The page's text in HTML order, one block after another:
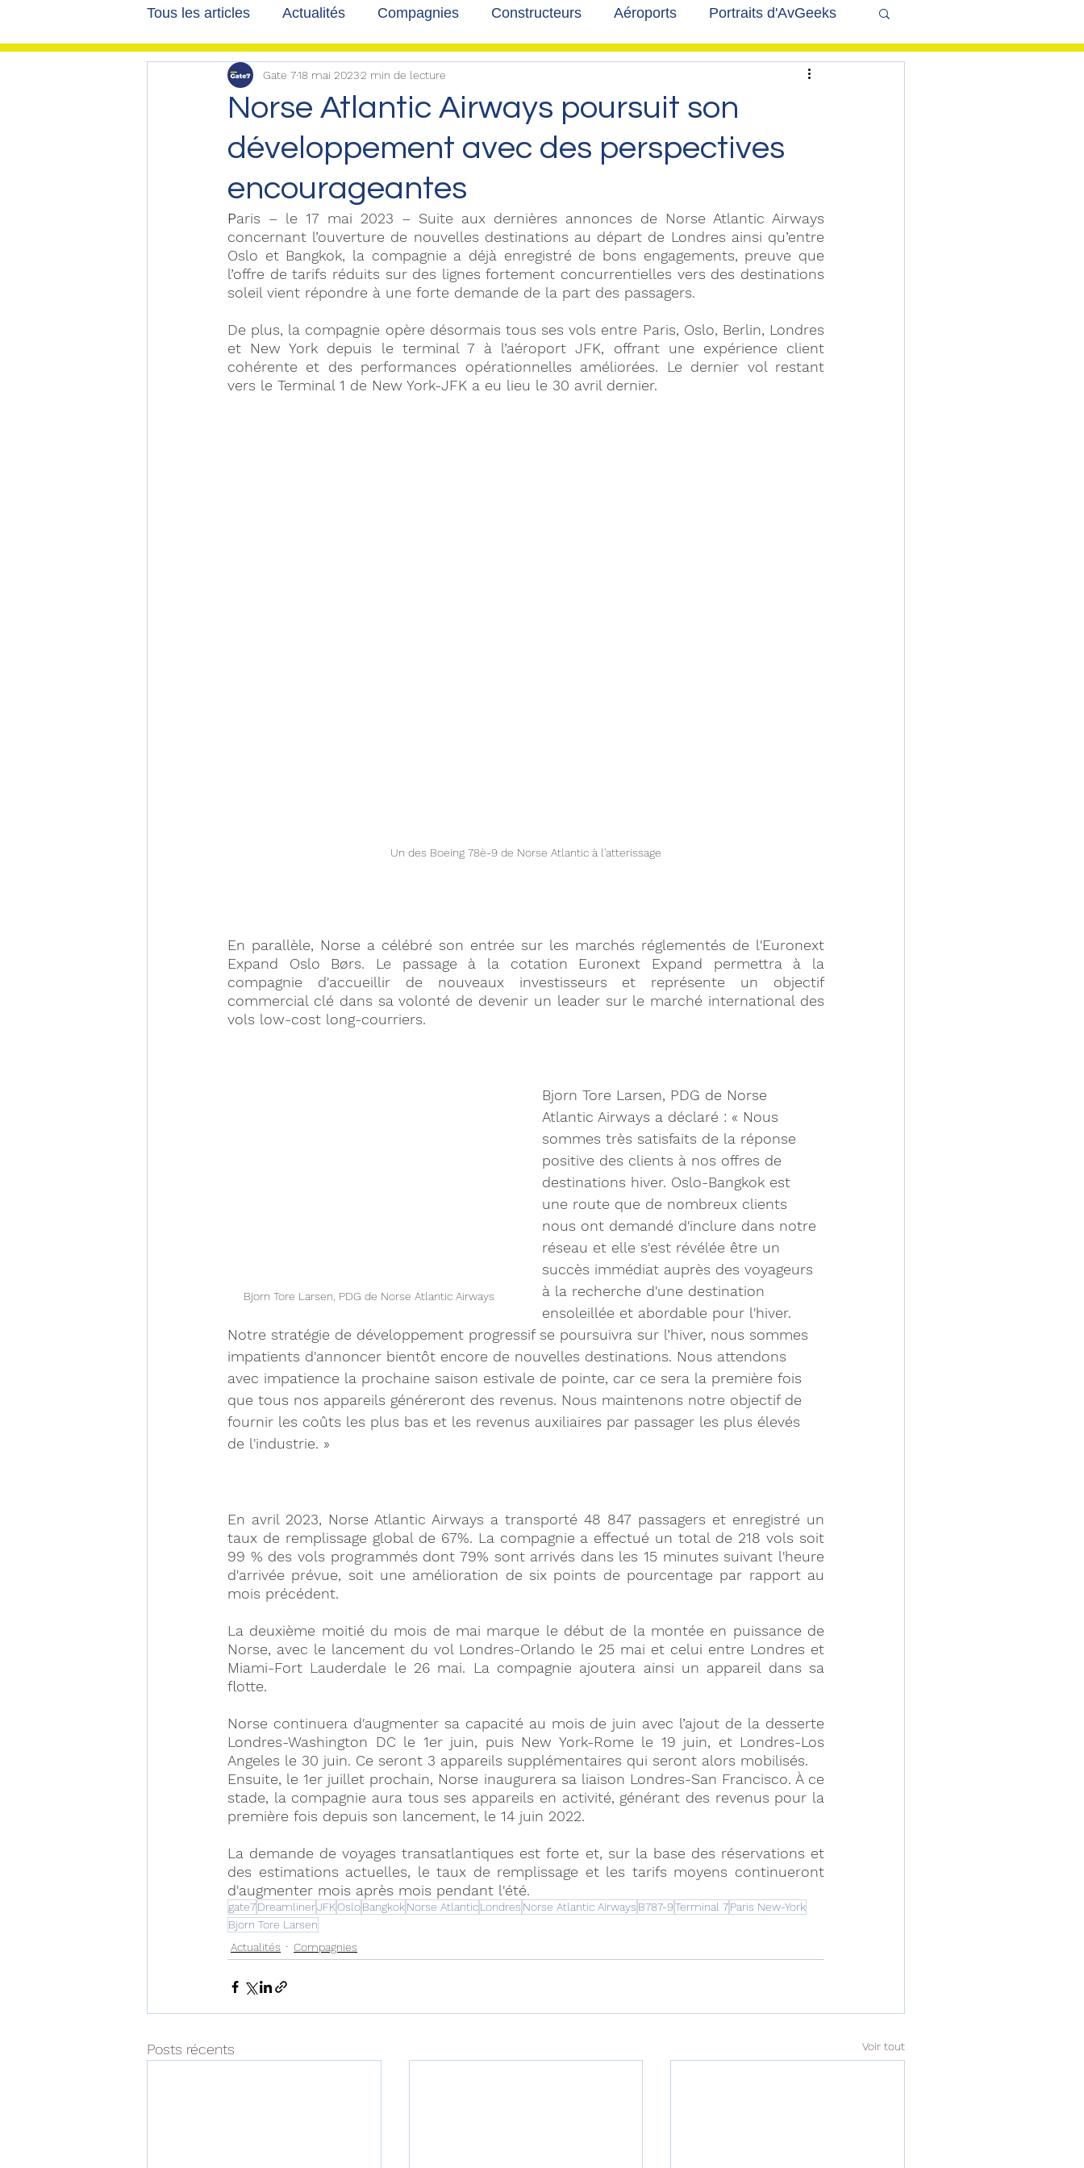
Tous les articles Actualités Compagnies Constructeurs Aéroports Portraits d'AvGeeks
Les tribunes de Gate7 album photo Coté Coulisses
Voyages Reportages
Norse Atlantic Airways poursuit son
développement avec des perspectives
encourageantes
Gate 718 mai 20232 min de lecture
Paris – le 17 mai 2023 – Suite aux dernières annonces de Norse Atlantic Airways
concernant l’ouverture de nouvelles destinations au départ de Londres ainsi qu’entre
Oslo et Bangkok, la compagnie a déjà enregistré de bons engagements, preuve que
l’offre de tarifs réduits sur des lignes fortement concurrentielles vers des destinations
soleil vient répondre à une forte demande de la part des passagers.
De plus, la compagnie opère désormais tous ses vols entre Paris, Oslo, Berlin, Londres
et New York depuis le terminal 7 à l’aéroport JFK, offrant une expérience client
cohérente et des performances opérationnelles améliorées. Le dernier vol restant
vers le Terminal 1 de New York-JFK a eu lieu le 30 avril dernier.
Un des Boeing 78è-9 de Norse Atlantic à l'atterissage
En parallèle, Norse a célébré son entrée sur les marchés réglementés de l'Euronext
Expand Oslo Børs. Le passage à la cotation Euronext Expand permettra à la
compagnie d'accueillir de nouveaux investisseurs et représente un objectif
commercial clé dans sa volonté de devenir un leader sur le marché international des
vols low-cost long-courriers.
Bjorn Tore Larsen, PDG de Norse Atlantic Airways
Bjorn Tore Larsen, PDG de Norse
Atlantic Airways a déclaré : « Nous
sommes très satisfaits de la réponse
positive des clients à nos offres de
destinations hiver. Oslo-Bangkok est
une route que de nombreux clients
nous ont demandé d'inclure dans notre
réseau et elle s'est révélée être un
succès immédiat auprès des voyageurs
à la recherche d'une destination
ensoleillée et abordable pour l'hiver.
Notre stratégie de développement progressif se poursuivra sur l’hiver, nous sommes
impatients d'annoncer bientôt encore de nouvelles destinations. Nous attendons
avec impatience la prochaine saison estivale de pointe, car ce sera la première fois
que tous nos appareils généreront des revenus. Nous maintenons notre objectif de
fournir les coûts les plus bas et les revenus auxiliaires par passager les plus élevés
de l'industrie. »
En avril 2023, Norse Atlantic Airways a transporté 48 847 passagers et enregistré un
taux de remplissage global de 67%. La compagnie a effectué un total de 218 vols soit
99 % des vols programmés dont 79% sont arrivés dans les 15 minutes suivant l'heure
d'arrivée prévue, soit une amélioration de six points de pourcentage par rapport au
mois précédent.
La deuxième moitié du mois de mai marque le début de la montée en puissance de
Norse, avec le lancement du vol Londres-Orlando le 25 mai et celui entre Londres et
Miami-Fort Lauderdale le 26 mai. La compagnie ajoutera ainsi un appareil dans sa
flotte.
Norse continuera d'augmenter sa capacité au mois de juin avec l’ajout de la desserte
Londres-Washington DC le 1er juin, puis New York-Rome le 19 juin, et Londres-Los
Angeles le 30 juin. Ce seront 3 appareils supplémentaires qui seront alors mobilisés.
Ensuite, le 1er juillet prochain, Norse inaugurera sa liaison Londres-San Francisco. À ce
stade, la compagnie aura tous ses appareils en activité, générant des revenus pour la
première fois depuis son lancement, le 14 juin 2022.
La demande de voyages transatlantiques est forte et, sur la base des réservations et
des estimations actuelles, le taux de remplissage et les tarifs moyens continueront
d'augmenter mois après mois pendant l'été.
gate7DreamlinerJFKOsloBangkokNorse AtlanticLondres Norse Atlantic Airways B787-9Terminal 7Paris New-York
Bjorn Tore Larsen
Actualités
Compagnies
Posts récents Voir tout